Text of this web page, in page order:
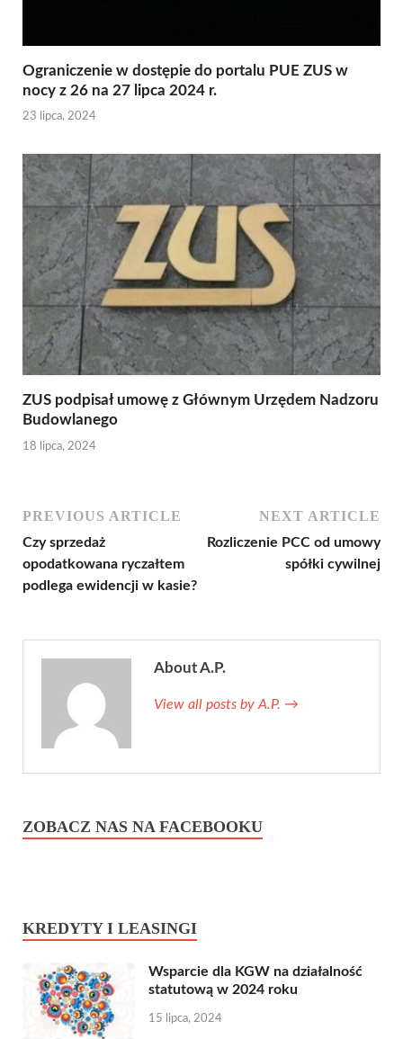
Ograniczenie w dostępie do portalu PUE ZUS w
nocy z 26 na 27 lipca 2024 r.
23 lipca, 2024
ZUS podpisał umowę z Głównym Urzędem Nadzoru
Budowlanego
18 lipca, 2024
PREVIOUS ARTICLE
Czy sprzedaż
opodatkowana ryczałtem
podlega ewidencji w kasie?
NEXT ARTICLE
Rozliczenie PCC od umowy
spółki cywilnej
About A.P.
View all posts by A.P. →
ZOBACZ NAS NA FACEBOOKU
KREDYTY I LEASINGI
Wsparcie dla KGW na działalność
statutową w 2024 roku
15 lipca, 2024